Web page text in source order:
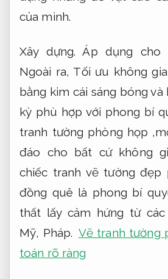
của mình.
Xây dựng. Áp dụng cho
Ngoài ra, Tối ưu không
bằng kim cái sáng bóng
kỳ phù hợp với phong bí
tranh tường phòng họp
đáo cho bất cứ không
chiếc tranh vẽ tường đẹp
đồng quê là phong bí
thất lấy cảm hứng từ các
Mỹ, Pháp. Vẽ tranh tường
toán rõ ràng